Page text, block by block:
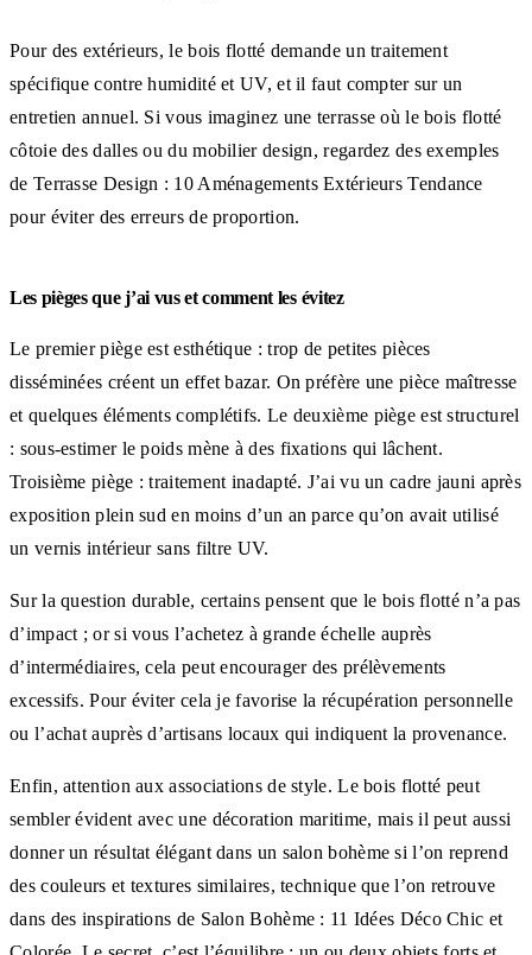
Pour des extérieurs, le bois flotté demande un traitement
spécifique contre humidité et UV, et il faut compter sur un
entretien annuel. Si vous imaginez une terrasse où le bois flotté
côtoie des dalles ou du mobilier design, regardez des exemples
de Terrasse Design : 10 Aménagements Extérieurs Tendance
pour éviter des erreurs de proportion.
Les pièges que j’ai vus et comment les évitez
Le premier piège est esthétique : trop de petites pièces
disséminées créent un effet bazar. On préfère une pièce maîtresse
et quelques éléments complétifs. Le deuxième piège est structurel
: sous-estimer le poids mène à des fixations qui lâchent.
Troisième piège : traitement inadapté. J’ai vu un cadre jauni après
exposition plein sud en moins d’un an parce qu’on avait utilisé
un vernis intérieur sans filtre UV.
Sur la question durable, certains pensent que le bois flotté n’a pas
d’impact ; or si vous l’achetez à grande échelle auprès
d’intermédiaires, cela peut encourager des prélèvements
excessifs. Pour éviter cela je favorise la récupération personnelle
ou l’achat auprès d’artisans locaux qui indiquent la provenance.
Enfin, attention aux associations de style. Le bois flotté peut
sembler évident avec une décoration maritime, mais il peut aussi
donner un résultat élégant dans un salon bohème si l’on reprend
des couleurs et textures similaires, technique que l’on retrouve
dans des inspirations de Salon Bohème : 11 Idées Déco Chic et